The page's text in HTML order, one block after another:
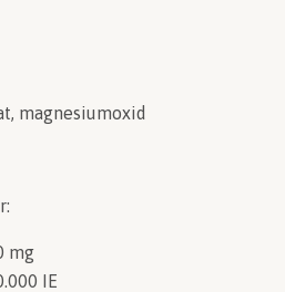
magnesiumoxid
mg
IE